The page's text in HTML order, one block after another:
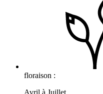
floraison :